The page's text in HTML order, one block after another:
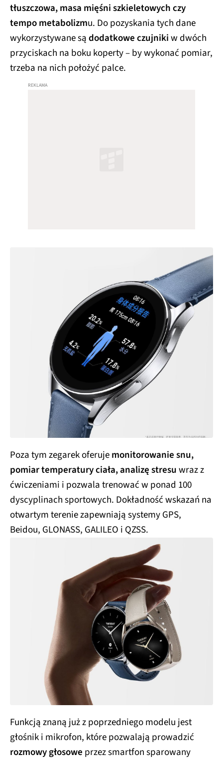
tłuszczowa, masa mięśni szkieletowych czy
tempo metabolizmu. Do pozyskania tych dane
wykorzystywane sądodatkowe czujnikiw dwóch
przyciskach na boku koperty – by wykonać pomiar,
trzeba na nich położyć palce.
Poza tym zegarek oferujemonitorowanie snu,
pomiar temperatury ciała, analizę stresuwraz z
ćwiczeniami i pozwala trenować w ponad 100
dyscyplinach sportowych. Dokładność wskazań na
otwartym terenie zapewniają systemy GPS,
Beidou, GLONASS, GALILEO i QZSS.
Funkcją znaną już z poprzedniego modelu jest
głośnik i mikrofon, które pozwalają prowadzić
rozmowy głosowe przez smartfon sparowany